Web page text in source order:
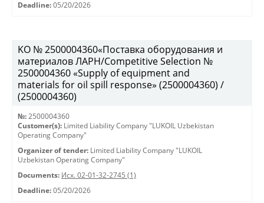
Deadline: 05/20/2026
KO № 2500004360«Поставка оборудования и
материалов ЛАРН/Competitive Selection №
2500004360 «Supply of equipment and
materials for oil spill response» (2500004360) /
(2500004360)
№: 2500004360
Customer(s): Limited Liability Company "LUKOIL Uzbekistan
Operating Company"
Organizer of tender: Limited Liability Company "LUKOIL
Uzbekistan Operating Company"
Documents: Исх. 02-01-32-2745 (1)
Deadline: 05/20/2026